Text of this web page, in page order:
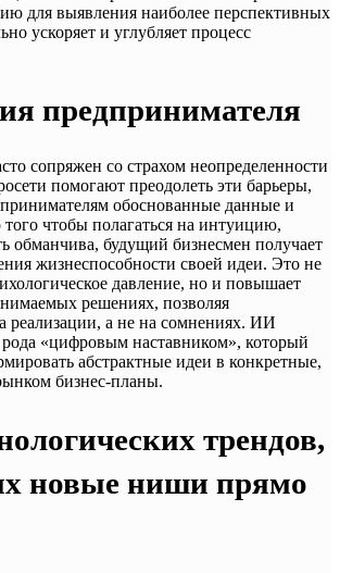
для выявления наиболее перспективных
ускоряет и углубляет процесс
предпринимателя
сопряжен со страхом неопределенности
помогают преодолеть эти барьеры,
обоснованные данные и
чтобы полагаться на интуицию,
обманчива, будущий бизнесмен получает
жизнеспособности своей идеи. Это не
давление, но и повышает
решениях, позволяя
реализации, а не на сомнениях. ИИ
рода «цифровым наставником», который
абстрактные идеи в конкретные,
бизнес-планы.
трендов,
новые ниши прямо